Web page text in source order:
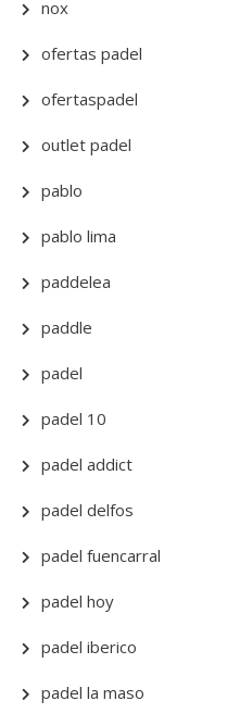
nox
ofertas padel
ofertaspadel
outlet padel
pablo
pablo lima
paddelea
paddle
padel
padel 10
padel addict
padel delfos
padel fuencarral
padel hoy
padel iberico
padel la maso